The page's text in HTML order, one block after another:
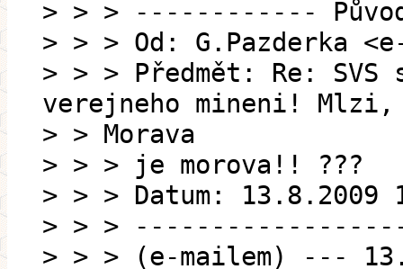
> > > ------------
> > > Od: G.Pazderka
> > > Předmět: Re:
verejneho mineni!
> > Morava
> > > je morova!! ???
> > > Datum: 13.8.2009
> > >
> > > (e-mailem) ---